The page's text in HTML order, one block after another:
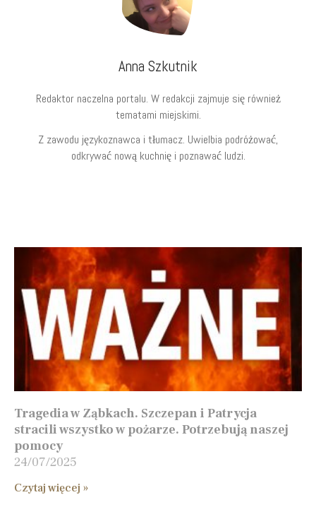
Anna Szkutnik
Redaktor naczelna portalu. W redakcji zajmuje się również
tematami miejskimi.
Z zawodu językoznawca i tłumacz. Uwielbia podróżować,
odkrywać nową kuchnię i poznawać ludzi.
Tragedia w Ząbkach. Szczepan i Patrycja
stracili wszystko w pożarze. Potrzebują naszej
pomocy
24/07/2025
Czytaj więcej »